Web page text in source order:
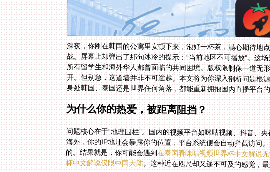
深夜，你刚在韩国的公寓里安顿下来，泡好一杯茶，满心期待地
战。屏幕上却弹出了那句冰冷的提示：“当前地区不可播放”。这
所有留学生和海外华人都曾面临的共同困境。版权限制像一道无
开。但别急，这道墙并非不可逾越。本文将为你深入剖析问题根
身处韩国、泰国还是世界任何角落，都能重新拥抱国内直播平台
为什么你的热爱，被距离阻挡？
问题核心在于“地理围栏”。国内的视频平台如咪咕视频、抖音、
海外，你的IP地址会暴露你的位置，平台系统便会自动拦截访问
的。结果就是，你可能会遇到在泰国看咪咕视频世界杯中文解说
杯中文解说仅限中国大陆。这种近在咫尺却又遥不可及的感觉，